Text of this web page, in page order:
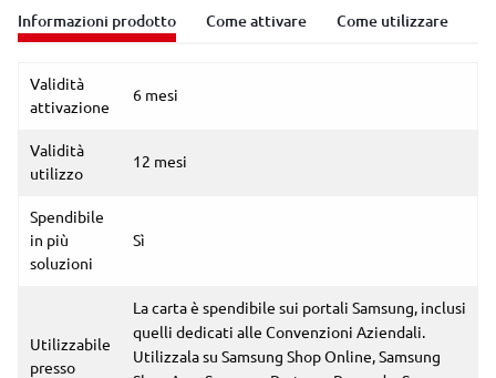
Informazioni prodotto Come attivare Come utilizzare
Validità
attivazione
6 mesi
Validità
utilizzo
12 mesi
Spendibile
in più
soluzioni
Sì
Utilizzabile
presso
La carta è spendibile sui portali Samsung, inclusi
quelli dedicati alle Convenzioni Aziendali.
Utilizzala su Samsung Shop Online, Samsung